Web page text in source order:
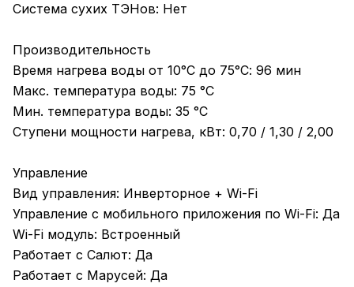
Система сухих ТЭНов: Нет
Производительность
Время нагрева воды от 10°С до 75°С: 96 мин
Макс. температура воды: 75 °С
Мин. температура воды: 35 °С
Ступени мощности нагрева, кВт: 0,70 / 1,30 / 2,00
Управление
Вид управления: Инверторное + Wi-Fi
Управление c мобильного приложения по Wi-Fi: Да
Wi-Fi модуль: Встроенный
Работает с Салют: Да
Работает с Марусей: Да